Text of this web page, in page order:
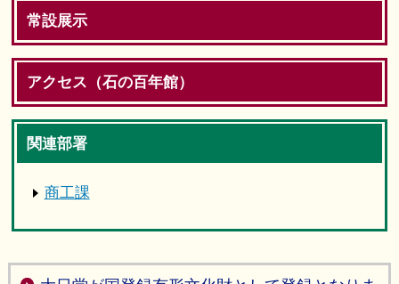
常設展示
アクセス（石の百年館）
関連部署
商工課